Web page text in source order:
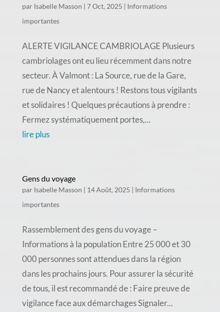
par Isabelle Masson | 7 Oct, 2025 | Informations
importantes
ALERTE VIGILANCE CAMBRIOLAGE Plusieurs
cambriolages ont eu lieu récemment dans notre
secteur. À Valmont : La Source, rue de la Gare,
rue de Nancy et alentours ! Restons tous vigilants
et solidaires ! Quelques précautions à prendre :
Fermez systématiquement portes,...
lire plus
Gens du voyage
par Isabelle Masson | 14 Août, 2025 | Informations
importantes
Rassemblement des gens du voyage –
Informations à la population Entre 25 000 et 30
000 personnes sont attendues dans la région
dans les prochains jours. Pour assurer la sécurité
de tous, il est recommandé de : Faire preuve de
vigilance face aux démarchages Signaler...